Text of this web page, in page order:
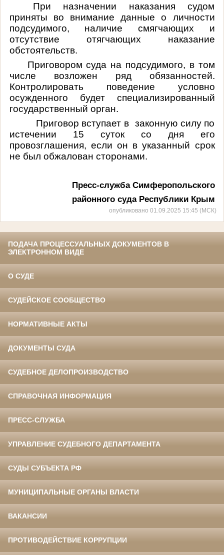
При назначении наказания судом
приняты во внимание данные о личности
подсудимого, наличие смягчающих и
отсутствие отягчающих наказание
обстоятельств.
Приговором суда на подсудимого, в том
числе возложен ряд обязанностей.
Контролировать поведение условно
осужденного будет специализированный
государственный орган.
Приговор вступает в законную силу по
истечении 15 суток со дня его
провозглашения, если он в указанный срок
не был обжалован сторонами.
Пресс-служба Симферопольского
районного суда Республики Крым
опубликовано 01.09.2025 15:45 (МСК)
ПОДАЧА ПРОЦЕССУАЛЬНЫХ ДОКУМЕНТОВ В
ЭЛЕКТРОННОМ ВИДЕ
О СУДЕ
СУДЕЙСКОЕ СООБЩЕСТВО
НОРМАТИВНЫЕ АКТЫ
ДОКУМЕНТЫ СУДА
СУДЕБНОЕ ДЕЛОПРОИЗВОДСТВО
СПРАВОЧНАЯ ИНФОРМАЦИЯ
ПРЕСС-СЛУЖБА
УПРАВЛЕНИЕ СУДЕБНОГО ДЕПАРТАМЕНТА
СУДЫ СУБЪЕКТА РФ
МУНИЦИПАЛЬНЫЕ ОРГАНЫ ВЛАСТИ
ВАКАНСИИ
ПРОТИВОДЕЙСТВИЕ КОРРУПЦИИ